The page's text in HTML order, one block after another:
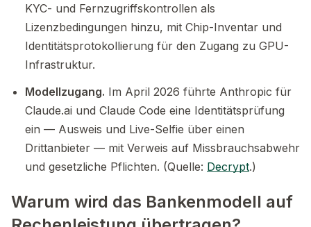
KYC- und Fernzugriffskontrollen als
Lizenzbedingungen hinzu, mit Chip-Inventar und
Identitätsprotokollierung für den Zugang zu GPU-
Infrastruktur.
Modellzugang. Im April 2026 führte Anthropic für
Claude.ai und Claude Code eine Identitätsprüfung
ein — Ausweis und Live-Selfie über einen
Drittanbieter — mit Verweis auf Missbrauchsabwehr
und gesetzliche Pflichten. (Quelle: Decrypt.)
Warum wird das Bankenmodell auf